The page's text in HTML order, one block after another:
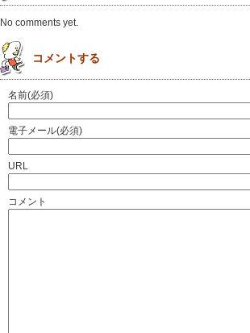
No comments yet.
コメントする
名前(必須)
電子メール(必須)
URL
コメント